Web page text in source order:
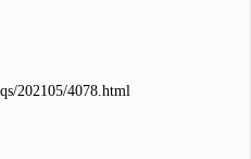
202105/4078.html